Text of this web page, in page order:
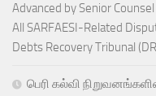
Advanced by Senior
All SARFAESI-Related
Debts Recovery Tribunal
பெரி கல்வி